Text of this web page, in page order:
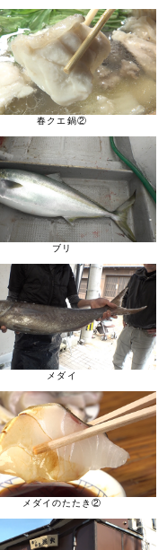
春クエ鍋②
ブリ
メダイ
メダイのたたき②